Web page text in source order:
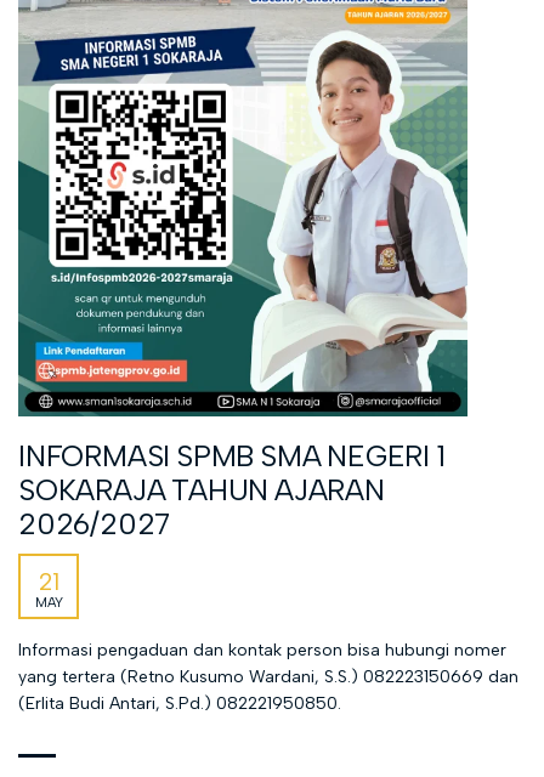
INFORMASI SPMB SMA NEGERI 1
SOKARAJA TAHUN AJARAN
2026/2027
21
MAY
Informasi pengaduan dan kontak person bisa hubungi nomer
yang tertera (Retno Kusumo Wardani, S.S.) 082223150669 dan
(Erlita Budi Antari, S.Pd.) 082221950850.